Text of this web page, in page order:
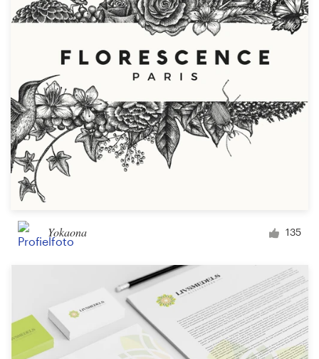
Yokaona 135